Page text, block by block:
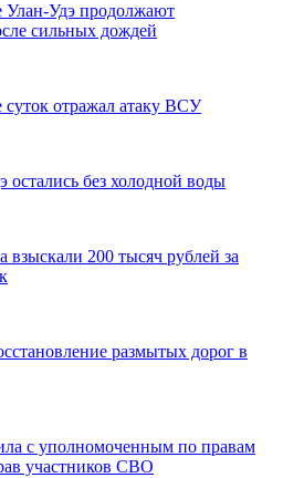
Удэ продолжают
сильных дождей
отражал атаку ВСУ
остались без холодной воды
200 тысяч рублей за
размытых дорог в
с уполномоченным по правам
участников СВО